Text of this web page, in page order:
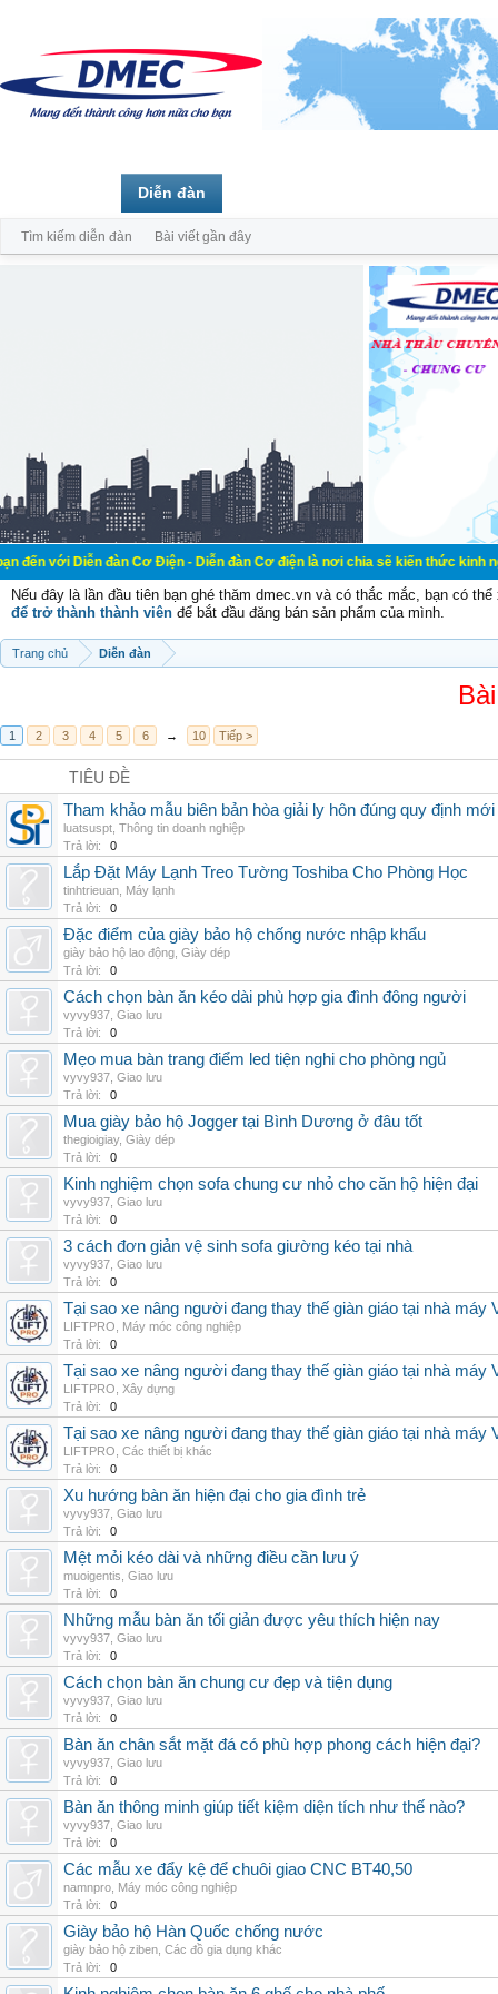
đàn Cơ Điện - Diễn đàn Cơ điện là nơi chia sẽ kiến thức kinh nghiệm
Nếu đây là lần đầu tiên bạn ghé thăm dmec.vn và có thắc mắc, bạn có
để trở thành thành viên để bắt đầu đăng bán sản phẩm của mình.
Trang chủ Diễn đàn
1 2 3 4 5 6 → 10 Tiếp >
TIÊU ĐỀ
Tham khảo mẫu biên bản hòa giải ly hôn đúng quy định mới
luatsuspt Thông tin doanh nghiệp
Trả lời:
0
Lắp Đặt Máy Lạnh Treo Tường Toshiba Cho Phòng Học
tinhtrieuan Máy lạnh
Trả lời:
0
Đặc điểm của giày bảo hộ chống nước nhập khẩu
giày bảo hộ lao động Giày dép
Trả lời:
0
Cách chọn bàn ăn kéo dài phù hợp gia đình đông người
vyvy937 Giao lưu
Trả lời:
0
Mẹo mua bàn trang điểm led tiện nghi cho phòng ngủ
vyvy937 Giao lưu
Trả lời:
0
Mua giày bảo hộ Jogger tại Bình Dương ở đâu tốt
thegioigiay, Giày dép
Trả lời:
0
Kinh nghiệm chọn sofa chung cư nhỏ cho căn hộ hiện đại
vyvy937 Giao lưu
Trả lời:
0
3 cách đơn giản vệ sinh sofa giường kéo tại nhà
vyvy937 Giao lưu
Trả lời:
0
Tại sao xe nâng người đang thay thế giàn giáo tại nhà máy
LIFTPRO
Máy móc công nghiệp
Trả lời:
0
Tại sao xe nâng người đang thay thế giàn giáo tại nhà máy
LIFTPRO
Xây dựng
Trả lời:
0
Tại sao xe nâng người đang thay thế giàn giáo tại nhà máy
LIFTPRO Các thiết bị khác
Trả lời:
0
Xu hướng bàn ăn hiện đại cho gia đình trẻ
vyvy937 Giao lưu
Trả lời:
0
Mệt mỏi kéo dài và những điều cần lưu ý
muoigentis Giao lưu
Trả lời:
0
Những mẫu bàn ăn tối giản được yêu thích hiện nay
vyvy937 Giao lưu
Trả lời:
0
Cách chọn bàn ăn chung cư đẹp và tiện dụng
vyvy937 Giao lưu
Trả lời:
0
Bàn ăn chân sắt mặt đá có phù hợp phong cách hiện đại?
vyvy937 Giao lưu
Trả lời:
0
Bàn ăn thông minh giúp tiết kiệm diện tích như thế nào?
vyvy937 Giao lưu
Trả lời:
0
Các mẫu xe đẩy kệ để chuôi giao CNC BT40,50
namnpro Máy móc công nghiệp
Trả lời:
0
Giày bảo hộ Hàn Quốc chống nước
giày bảo hộ ziben Các đồ gia dụng khác
Trả lời:
0
Diễn đàn
Tìm kiếm diễn đàn Bài viết gần đây